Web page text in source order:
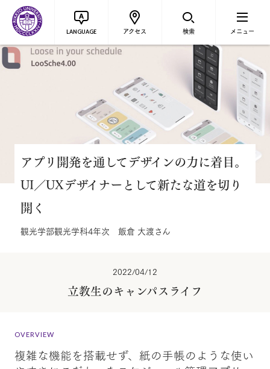
LANGUAGE アクセス 検索 メニュー
アプリ開発を通してデザインの力に着目。
UI／UXデザイナーとして新たな道を切り
開く
観光学部観光学科4年次 飯倉 大渡さん
2022/04/12
立教生のキャンパスライフ
OVERVIEW
複雑な機能を搭載せず、紙の手帳のような使い